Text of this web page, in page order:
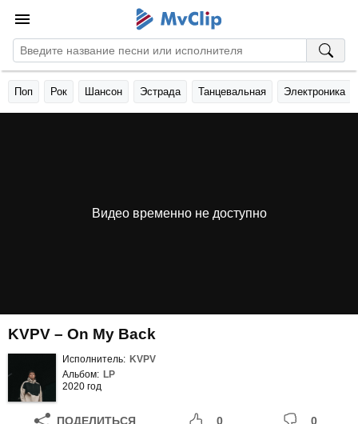
Поп Рок Шансон Эстрада Танцевальная Электроника
Видео временно не доступно
KVPV – On My Back
Исполнитель: KVPV
Альбом: LP
2020 год
ПОДЕЛИТЬСЯ 0 0